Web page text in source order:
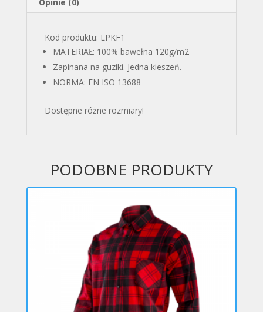
Kod produktu: LPKF1
MATERIAŁ: 100% bawełna 120g/m2
Zapinana na guziki. Jedna kieszeń.
NORMA: EN ISO 13688
Dostępne różne rozmiary!
PODOBNE PRODUKTY